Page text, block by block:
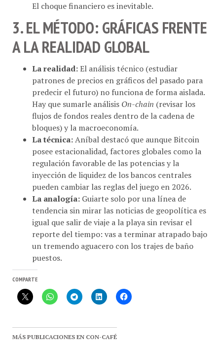
3. EL MÉTODO: GRÁFICAS FRENTE
A LA REALIDAD GLOBAL
patrones de precios en gráficos del pasado para
predecir el futuro) no funciona de forma aislada.
Hay que sumarle análisisOn-chain (revisar los
flujos de fondos reales dentro de la cadena de
bloques) y la macroeconomía.
La técnica:Aníbal destacó que aunque Bitcoin
posee estacionalidad, factores globales como la
regulación favorable de las potencias y la
inyección de liquidez de los bancos centrales
pueden cambiar las reglas del juego en 2026.
La analogía:Guiarte solo por una línea de
tendencia sin mirar las noticias de geopolítica es
igual que salir de viaje a la playa sin revisar el
reporte del tiempo: vas a terminar atrapado bajo
un tremendo aguacero con los trajes de baño
puestos.